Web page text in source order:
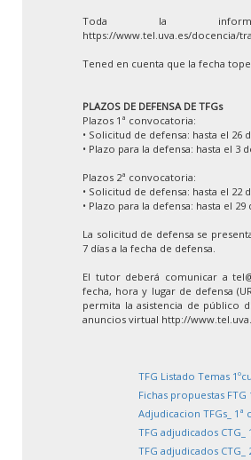
Toda la
https://www.tel.uva.es/docencia/
Tened en cuenta que la fecha
PLAZOS DE DEFENSA DE TFGs
Plazos 1ª convocatoria:
• Solicitud de defensa: hasta el 26
• Plazo para la defensa: hasta el 3
Plazos 2ª convocatoria:
• Solicitud de defensa: hasta el 22
• Plazo para la defensa: hasta el
La solicitud de defensa se
7 días a la fecha de defensa.
El tutor deberá comunicar a
fecha, hora y lugar de defensa
permita la asistencia de público
anuncios virtual http://
TFG Listado Temas
Fichas propuestas FTG
Adjudicacion TFGs_ 1ª
TFG adjudicados
TFG adjudicados